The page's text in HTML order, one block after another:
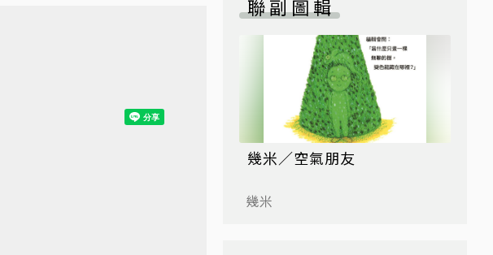
聯副圖輯
幾米／空氣朋友
幾米